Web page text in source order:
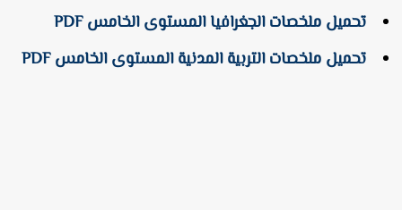
تحميل ملخصات الجغرافيا المستوى الخامس PDF
تحميل ملخصات التربية المدنية المستوى الخامس PDF